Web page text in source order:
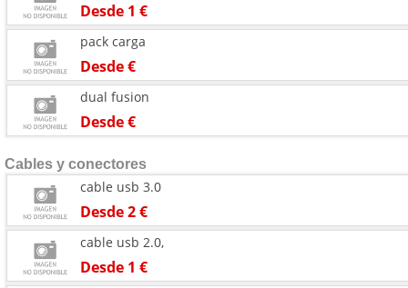
Desde 1 €
Desde €
pack carga
Desde €
dual fusion
Cables y conectores
Desde 2 €
cable usb 3.0
Desde 1 €
cable usb 2.0,